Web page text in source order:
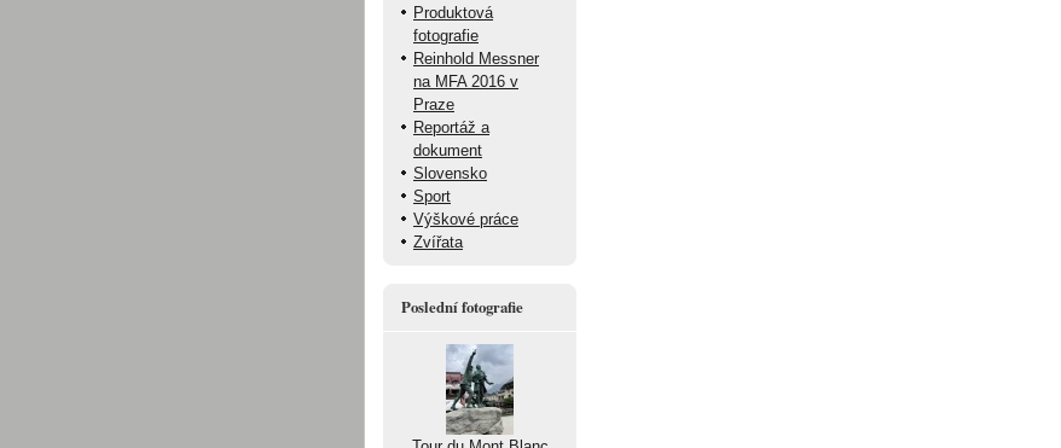
Produktová
fotografie
Reinhold Messner
na MFA 2016 v
Praze
Reportáž a
dokument
Slovensko
Sport
Výškové práce
Zvířata
Poslední fotografie